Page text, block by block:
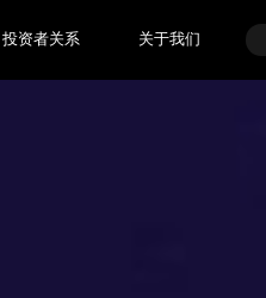
投资者关系 关于我们